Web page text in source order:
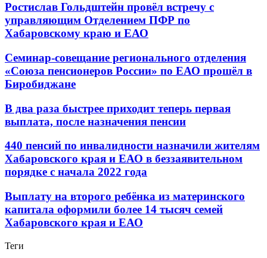
Ростислав Гольдштейн провёл встречу с
управляющим Отделением ПФР по
Хабаровскому краю и ЕАО
Семинар-совещание регионального отделения
«Союза пенсионеров России» по ЕАО прошёл в
Биробиджане
В два раза быстрее приходит теперь первая
выплата, после назначения пенсии
440 пенсий по инвалидности назначили жителям
Хабаровского края и ЕАО в беззаявительном
порядке с начала 2022 года
Выплату на второго ребёнка из материнского
капитала оформили более 14 тысяч семей
Хабаровского края и ЕАО
Теги